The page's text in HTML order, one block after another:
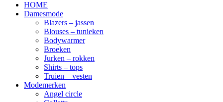
HOME
Damesmode
Blazers – jassen
Blouses – tunieken
Bodywarmer
Broeken
Jurken – rokken
Shirts – tops
Truien – vesten
Modemerken
Angel circle